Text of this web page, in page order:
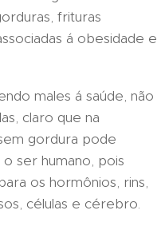
frituras
á obesidade e
males á saúde, não
claro que na
gordura pode
ser humano, pois
os hormônios, rins,
células e cérebro.